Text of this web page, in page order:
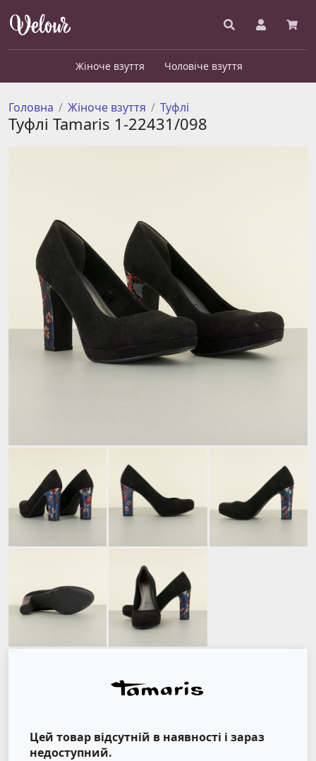
Жіноче взуття Чоловіче взуття
Головна Жіноче взуття Туфлі
Туфлі Tamaris 1-22431/098
Цей товар відсутній в наявності і зараз
недоступний.